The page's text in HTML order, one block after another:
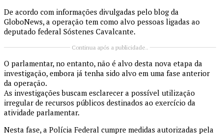
De acordo com informações divulgadas pelo blog da
GloboNews, a operação tem como alvo pessoas ligadas ao
deputado federal Sóstenes Cavalcante.
Continua após a publicidade..
O parlamentar, no entanto, não é alvo desta nova etapa da
investigação, embora já tenha sido alvo em uma fase anterior
da operação.
As investigações buscam esclarecer a possível utilização
irregular de recursos públicos destinados ao exercício da
atividade parlamentar.
Nesta fase, a Polícia Federal cumpre medidas autorizadas pela